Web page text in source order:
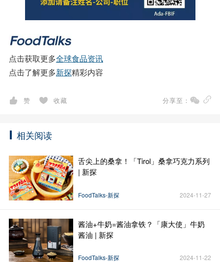
点击获取更多全球食品资讯
点击了解更多新探精彩内容
赞 收藏 分享至：
相关阅读
舌尖上的桑拿！「Tirol」桑拿巧克力系列
| 新探
FoodTalks-新探 2024-11-27
酱油+牛奶=酱油拿铁？「康大使」牛奶
酱油 | 新探
FoodTalks-新探 2024-11-22